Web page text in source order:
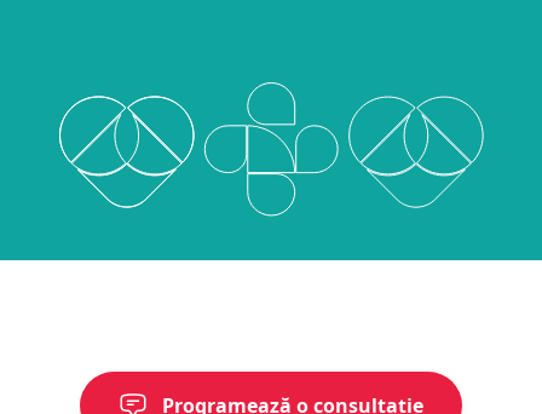
Programează o consultație